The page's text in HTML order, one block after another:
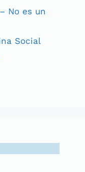
No es un
Social